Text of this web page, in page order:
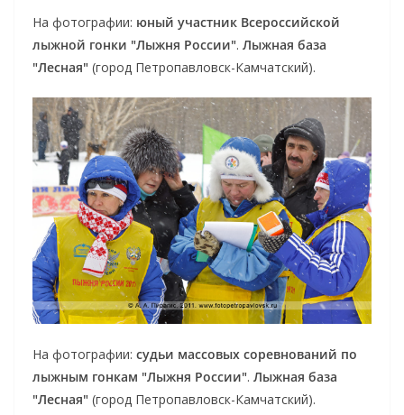
На фотографии: юный участник Всероссийской
лыжной гонки "Лыжня России". Лыжная база
"Лесная" (город Петропавловск-Камчатский).
На фотографии: судьи массовых соревнований по
лыжным гонкам "Лыжня России". Лыжная база
"Лесная" (город Петропавловск-Камчатский).